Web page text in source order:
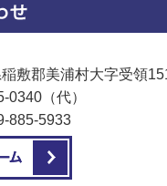
敷郡美浦村大字受領
0340（代）
885-5933